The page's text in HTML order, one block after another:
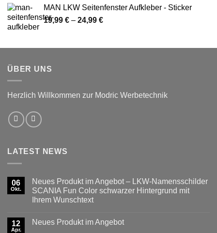
MAN LKW Seitenfenster Aufkleber - Sticker
19,99 € – 24,99 €Preisspanne:
24,99 €
ÜBER UNS
Herzlich Willkommen zur Modric Werbetechnik
LATEST NEWS
06
Okt.
Neues Produkt im Angebot – LKW-Namensschilder
SCANIA Fun Color schwarzer Hintergrund mit
Ihrem Wunschtext
zu
12
Apr.
Neues Produkt im Angebot